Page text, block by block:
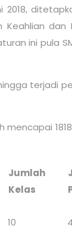
dan
ini pula
terjadi
Jumlah
Kelas
10